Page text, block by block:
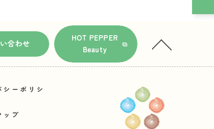
合わせ
HOT PEPPER
Beauty
シーポリシ
ップ